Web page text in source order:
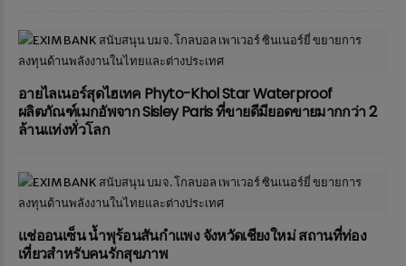
อายไลเนอร์สุดไฮเทค Phyto-Khol Star Waterproof
ผลิตภัณฑ์เมกอัพจาก Sisley Paris ที่ขายดีมียอดขายมากกว่า 2
ล้านแท่งทั่วโลก
แช่ออนเซ็น น้ำพุร้อนสันกำแพง จังหวัดเชียงใหม่ สถานที่ท่อง
เที่ยวสำหรับคนรักสุขภาพ